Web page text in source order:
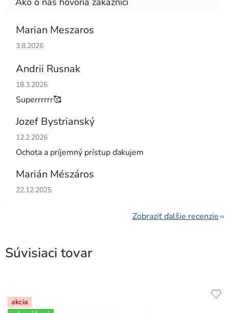
Marian Meszaros
Hodnotenie obchodu je 5 z 5 hviezdičiek.
3.8.2026
Andrii Rusnak
Hodnotenie obchodu je 5 z 5 hviezdičiek.
18.3.2026
Superrrrrr🥰
Jozef Bystrianský
Hodnotenie obchodu je 5 z 5 hviezdičiek.
12.2.2026
Ochota a príjemný prístup ďakujem
Marián Mészáros
Hodnotenie obchodu je 5 z 5 hviezdičiek.
22.12.2025
Zobraziť ďalšie recenzie
Súvisiaci tovar
akcia